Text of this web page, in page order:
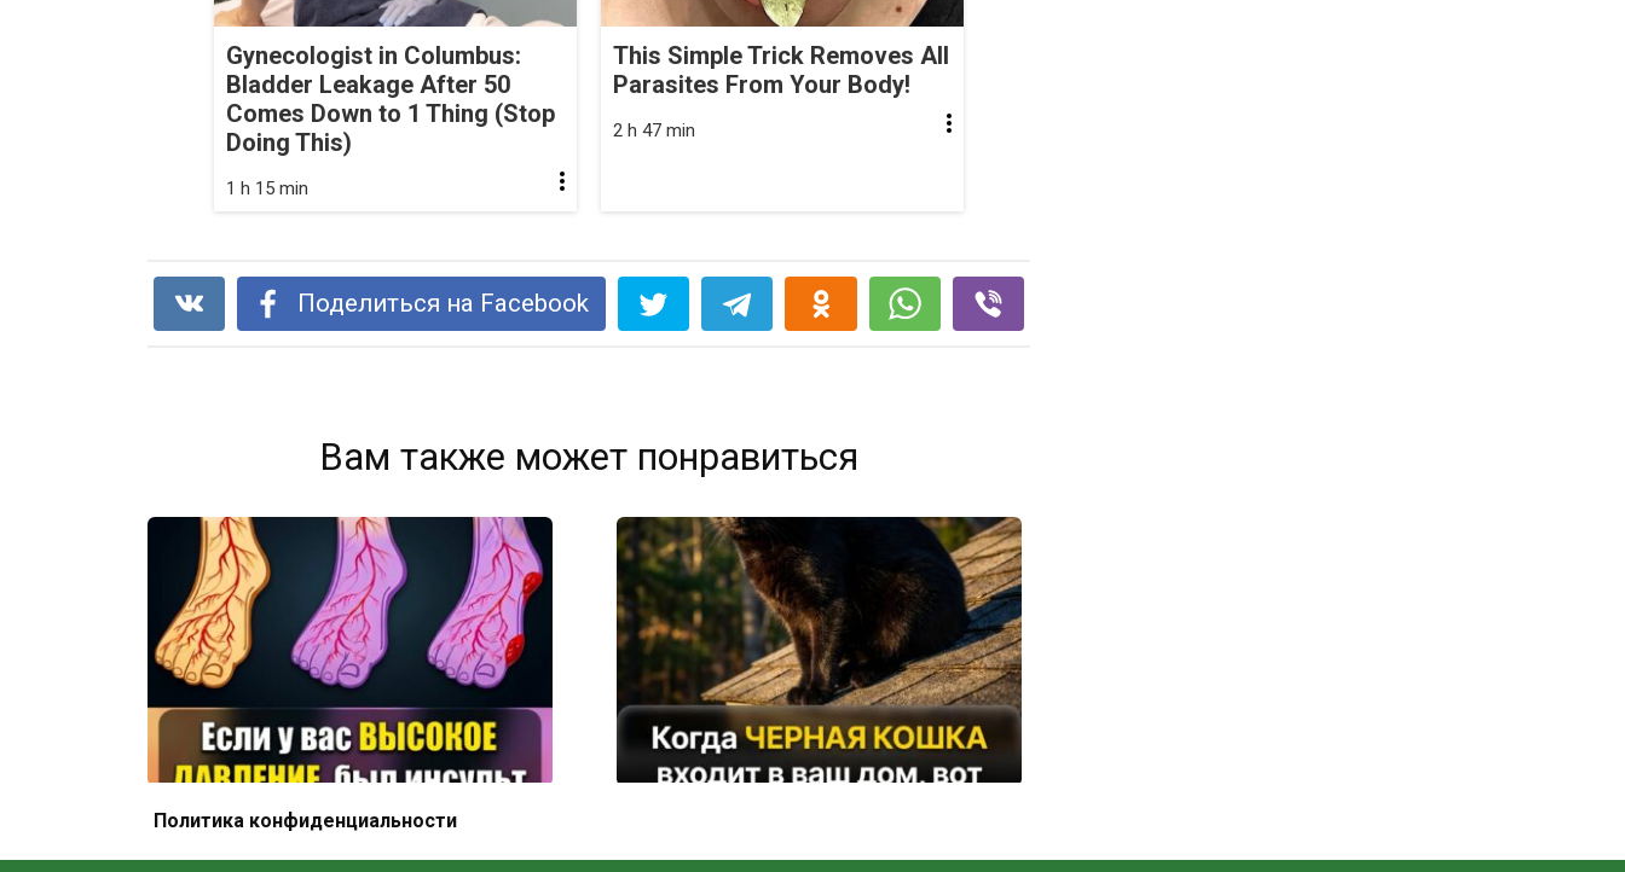
Gynecologist in Columbus:
Bladder Leakage After 50
Comes Down to 1 Thing (Stop
Doing This)
1 h 15 min
This Simple Trick Removes All
Parasites From Your Body!
2 h 47 min
Поделиться на Facebook
Вам также может понравиться
Сталкиваетесь с проблемами
Политика конфиденциальности